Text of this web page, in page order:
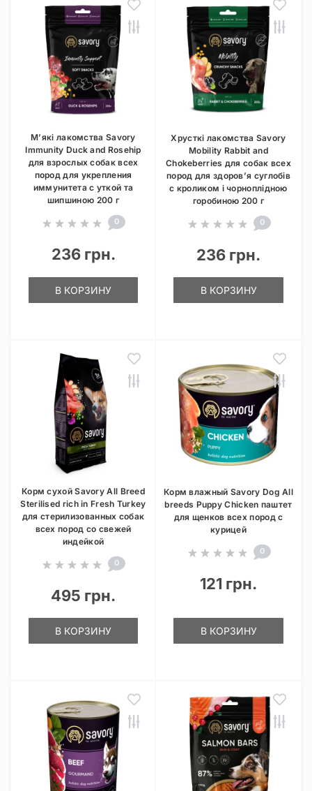
М’які лакомства Savory
Immunity Duck and Rosehip
для взрослых собак всех
пород для укрепления
иммунитета с уткой та
шипшиною 200 г
0
236 грн.
В КОРЗИНУ
Хрусткі лакомства Savory
Mobility Rabbit and
Chokeberries для собак всех
пород для здоров’я суглобів
с кроликом і чорноплідною
горобиною 200 г
0
236 грн.
В КОРЗИНУ
Корм сухой Savory All Breed
Sterilised rich in Fresh Turkey
для стерилизованных собак
всех пород со свежей
индейкой
0
495 грн.
В КОРЗИНУ
Корм влажный Savory Dog All
breeds Puppy Chicken паштет
для щенков всех пород с
курицей
0
121 грн.
В КОРЗИНУ